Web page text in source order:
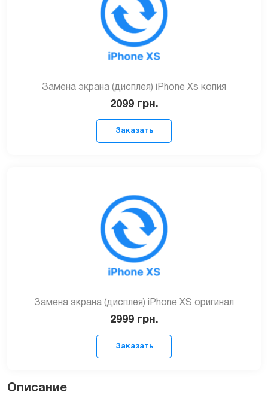
Замена экрана (дисплея) iPhone Xs копия
2099 грн.
Заказать
Замена экрана (дисплея) iPhone XS оригинал
2999 грн.
Описание